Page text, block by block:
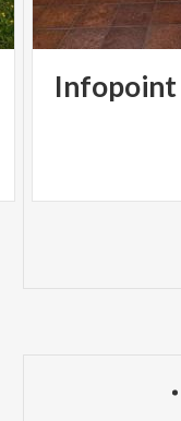
Infopoint